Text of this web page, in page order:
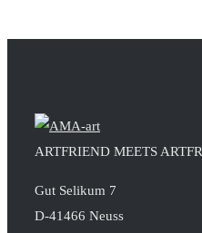
ARTFRIEND MEETS
Gut Selikum 7
D-41466 Neuss